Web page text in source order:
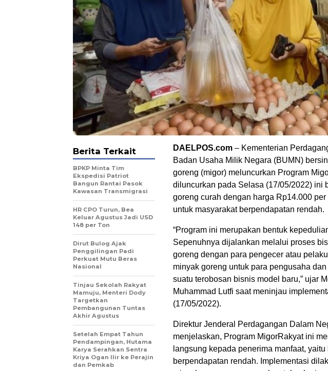
DAELPOS.com – Kementerian
Badan Usaha Milik Negara (BUMN)
goreng (migor) meluncurkan Program
diluncurkan pada Selasa (17/05/2022) ini
goreng curah dengan harga Rp14.000
untuk masyarakat berpendapatan rendah.
“Program ini merupakan bentuk
Sepenuhnya dijalankan melalui proses
goreng dengan para pengecer atau
minyak goreng untuk para pengusaha
suatu terobosan bisnis model baru,” ujar
Muhammad Lutfi saat meninjau
(17/05/2022).
Direktur Jenderal Perdagangan Dalam
menjelaskan, Program MigorRakyat ini
langsung kepada penerima manfaat,
berpendapatan rendah. Implementasi
Berita Terkait
BPKP Minta Tim
Ekspedisi Patriot
Bangun Rantai Pasok
Kawasan Transmigrasi
HR CPO Turun, Bea
Keluar Agustus Jadi USD
148 per Ton
Dirut Bulog Ajak
Penggilingan Padi
Perkuat Mutu Beras
Nasional
Tinjau Sekolah Rakyat
Mamuju, Menteri Dody
Targetkan
Pembangunan Tuntas
Akhir Agustus
Setelah Empat Tahun
Pendampingan, Hutama
Karya Serahkan Sentra
Kriya Ogan Ilir ke Perajin
dan Pemkab